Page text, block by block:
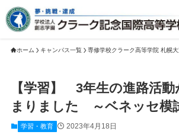
ホーム キャンパス一覧 専修学校クラーク高等学院 札幌
【学習】 3年生の進路活
まりました ～ベネッセ模
学習・教育 2023年4月18日